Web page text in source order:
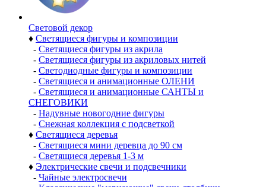
Световой декор
♦ Светящиеся фигуры и композиции
- Светящиеся фигуры из акрила
- Светящиеся фигуры из акриловых нитей
- Светодиодные фигуры и композиции
- Светящиеся и анимационные ОЛЕНИ
- Светящиеся и анимационные САНТЫ и
СНЕГОВИКИ
- Надувные новогодние фигуры
- Снежная коллекция с подсветкой
♦ Светящиеся деревья
- Светящиеся мини деревца до 90 см
- Светящиеся деревья 1-3 м
♦ Электрические свечи и подсвечники
- Чайные электросвечи